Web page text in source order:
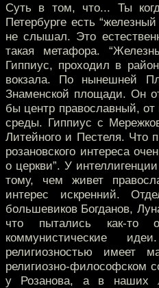
Суть в том, что... Ты
Петербурге есть
не слышал. Это
такая метафора.
Гиппиус, проходил в
вокзала. По нынешней
Знаменской площади. Он
бы центр православный, от
среды. Гиппиус с
Литейного и Пестеля. Что
розановского интереса
о церкви”. У
тому, чем живет
интерес искренний.
большевиков Богданов,
что пытались как-то
коммунистические
религиозностью имеет
религиозно-философском
у Розанова, а в наших